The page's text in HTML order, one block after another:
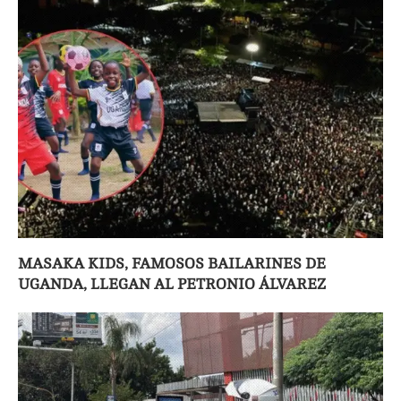
MASAKA KIDS, FAMOSOS BAILARINES DE
UGANDA, LLEGAN AL PETRONIO ÁLVAREZ